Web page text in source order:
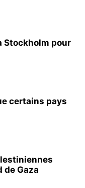
Stockholm pour
certains pays
de Gaza